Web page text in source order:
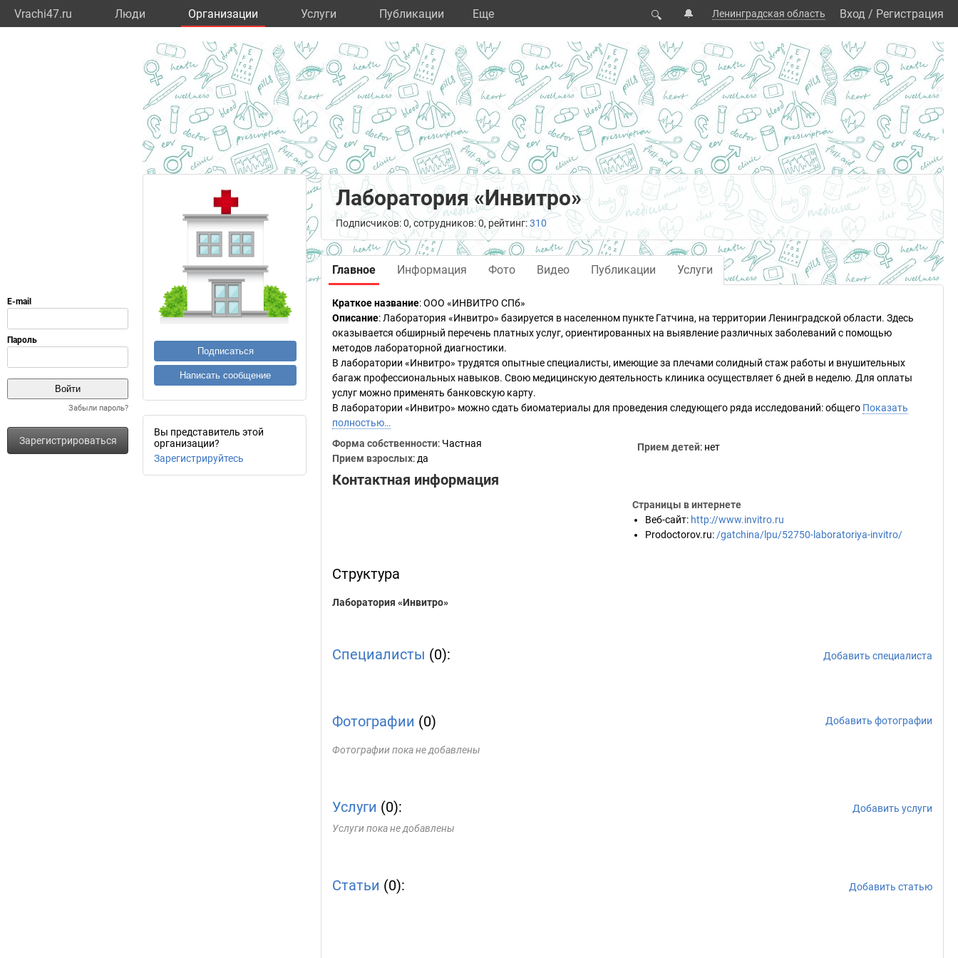
Vrachi47.ru Люди Организации Услуги Публикации Eще 🔍 🔔 Ленинградская область Вход / Регистрация
Забыли пароль?
Зарегистрироваться
Подписаться
Написать сообщение
Вы представитель этой
организации?
Зарегистрируйтесь
Лаборатория «Инвитро»
Подписчиков: 0, сотрудников: 0, рейтинг:310
Главное Информация Фото Видео Публикации Услуги
Краткое название:ООО «ИНВИТРО СПб»
Описание: Лаборатория «Инвитро» базируется в населенном пункте Гатчина, на территории Ленинградской области. Здесь
оказывается обширный перечень платных услуг, ориентированных на выявление различных заболеваний с помощью
методов лабораторной диагностики.
В лаборатории «Инвитро» трудятся опытные специалисты, имеющие за плечами солидный стаж работы и внушительных
багаж профессиональных навыков. Свою медицинскую деятельность клиника осуществляет 6 дней в неделю. Для оплаты
услуг можно применять банковскую карту.
В лаборатории «Инвитро» можно сдать биоматериалы для проведения следующего ряда исследований: общего Показать
полностью…
Форма собственности: Частная
Прием взрослых: да
Прием детей: нет
Контактная информация
Страницы в интернете
Веб-сайт: http://www.invitro.ru
Prodoctorov.ru: /gatchina/lpu/52750-laboratoriya-invitro/
Структура
Лаборатория «Инвитро»
Специалисты (0): Добавить специалиста
Фотографии (0) Добавить фотографии
Фотографии пока не добавлены
Услуги (0):
Добавить услуги
Услуги пока не добавлены
Статьи (0): Добавить статью